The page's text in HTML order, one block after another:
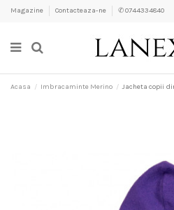
Magazine Contacteaza-ne ✆ 0744334840
Acasa Imbracaminte Merino Jacheta copii